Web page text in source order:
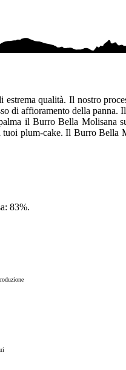
qualità. Il nostro
di affioramento della
il Burro Bella Molisana
plum-cake. Il Burro Bella
83%.